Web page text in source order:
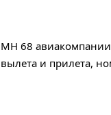
68
и прилета,